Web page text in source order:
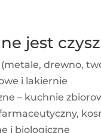
jest
drewno,
i lakiernie
– kuchnie
farmaceutyczny,
i biologiczne